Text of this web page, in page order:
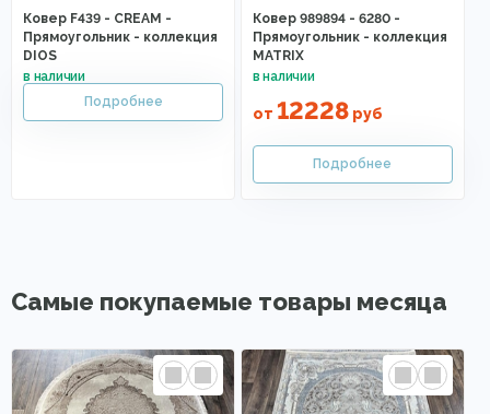
Ковер F439 - CREAM -
Прямоугольник - коллекция
DIOS
Ковер 989894 - 6280 -
Прямоугольник - коллекция
MATRIX
от 12228руб
Самые покупаемые товары месяца